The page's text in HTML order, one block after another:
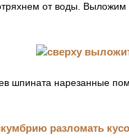
от воды.
шпината нарезанные